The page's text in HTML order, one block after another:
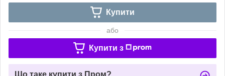
Купити
або
Купити з
Що таке купити з Пром?